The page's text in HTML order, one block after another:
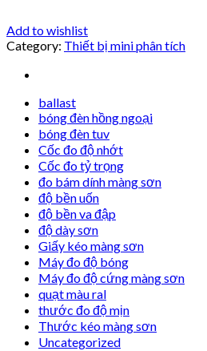
Add to wishlist
Category: Thiết bị mini phân tích
ballast
bóng đèn hồng ngoại
bóng đèn tuv
Cốc đo độ nhớt
Cốc đo tỷ trọng
đo bám dính màng sơn
độ bền uốn
độ bền va đập
độ dày sơn
Giấy kéo màng sơn
Máy đo độ bóng
Máy đo độ cứng màng sơn
quạt màu ral
thước đo độ mịn
Thước kéo màng sơn
Uncategorized